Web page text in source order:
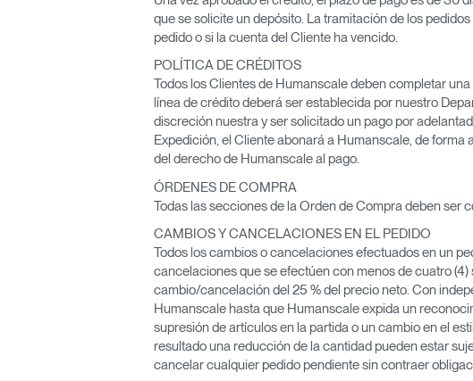
ORGANIZACIÓN DE CABLES
HERRAMIENTAS DE OFICINA ERGONÓMICAS
que se solicite un depósito. La tramitación de los
pedido o si la cuenta del Cliente ha vencido.
POLÍTICA DE CRÉDITOS
Todos los Clientes de Humanscale deben completar
línea de crédito deberá ser establecida por nuestro
discreción nuestra y ser solicitado un pago por
Expedición, el Cliente abonará a Humanscale, de
del derecho de Humanscale al pago.
ÓRDENES DE COMPRA
Todas las secciones de la Orden de Compra deben ser
CAMBIOS Y CANCELACIONES EN EL PEDIDO
Todos los cambios o cancelaciones efectuados en un
cancelaciones que se efectúen con menos de cuatro
cambio/cancelación del 25 % del precio neto. Con
Humanscale hasta que Humanscale expida un
supresión de artículos en la partida o un cambio en el
resultado una reducción de la cantidad pueden estar
cancelar cualquier pedido pendiente sin contraer